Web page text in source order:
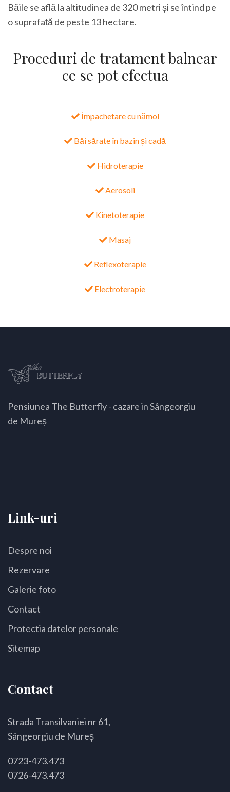
Băile se află la altitudinea de 320 metri și se întind pe
o suprafață de peste 13 hectare.
Proceduri de tratament balnear
ce se pot efectua
Împachetare cu nămol
Băi sărate în bazin și cadă
Hidroterapie
Aerosoli
Kinetoterapie
Masaj
Reflexoterapie
Electroterapie
Pensiunea The Butterfly - cazare in Sângeorgiu
de Mureș
Link-uri
Despre noi
Rezervare
Galerie foto
Contact
Protectia datelor personale
Sitemap
Contact
Strada Transilvaniei nr 61,
Sângeorgiu de Mureș
0723-473.473
0726-473.473